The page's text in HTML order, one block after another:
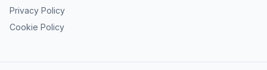
Privacy Policy
Cookie Policy